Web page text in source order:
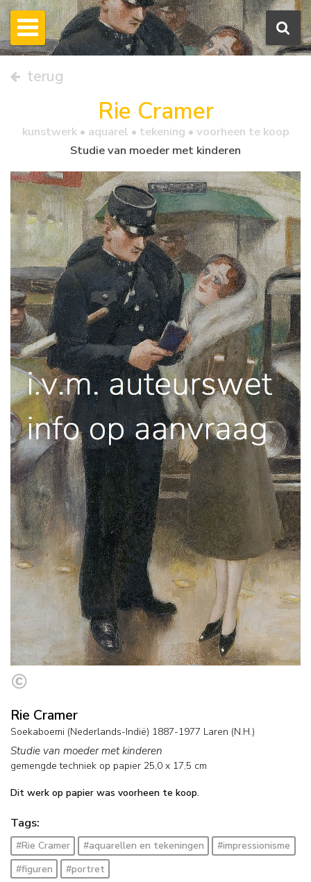
terug
Rie Cramer
kunstwerk • aquarel • tekening • voorheen te koop
Studie van moeder met kinderen
Rie Cramer
Soekaboemi (Nederlands-Indië) 1887-1977 Laren (N.H.)
Studie van moeder met kinderen
gemengde techniek op papier 25,0 x 17,5 cm
Dit werk op papier was voorheen te koop.
Tags:
#Rie Cramer #aquarellen en tekeningen
#impressionisme
#figuren
#portret